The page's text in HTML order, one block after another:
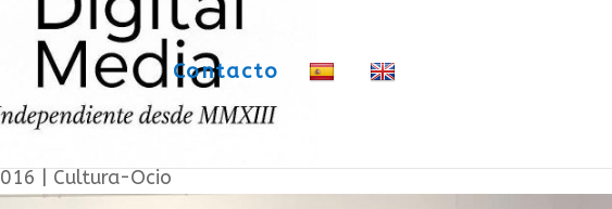
Contacto
Paseo por los Clásicos”
Cultura-Ocio